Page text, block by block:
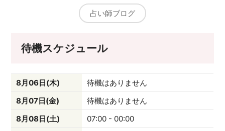
占い師ブログ
待機スケジュール
8月06日(木)
待機はありません
8月07日(金)
待機はありません
8月08日(土)
07:00 - 00:00